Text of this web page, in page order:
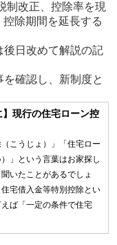
制改正、控除率を現
除期間を延長する
日改めて解説の記
確認し、新制度と
】現行の住宅ローン控
（こうじょ）」「住宅ロー
」という言葉はお家探し
いたことがあるでしょ
宅借入金等特別控除とい
ば「一定の条件で住宅